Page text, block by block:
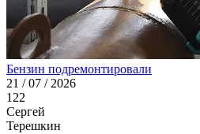
Бензин подремонтировали
21 / 07 / 2026
122
Сергей
Терешкин